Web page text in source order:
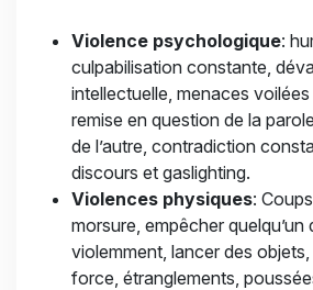
Violence psychologique:
culpabilisation constante,
intellectuelle, menaces voilées
remise en question de la
de l’autre, contradiction
discours et gaslighting.
Violences physiques:
morsure, empêcher quelqu’un
violemment, lancer des
force, étranglements,